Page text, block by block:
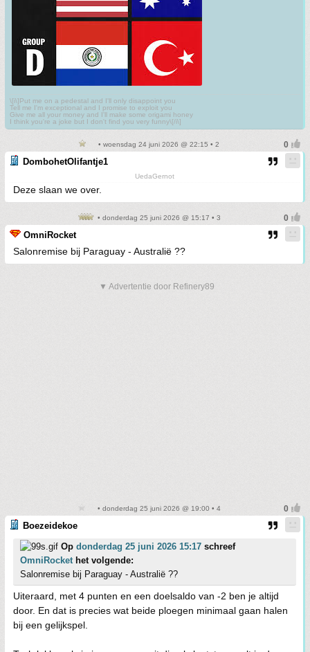
\[i\]Put me on a pedestal and I'll only disappoint you
Tell me I'm exceptional and I promise to exploit you
Give me all your money and I'll make some origami honey
I think you're a joke but I don't find you very funny\[/i\]
• woensdag 24 juni 2026 @ 22:15 • 2
DombohetOlifantje1
UedaGernot
Deze slaan we over.
• donderdag 25 juni 2026 @ 15:17 • 3
OmniRocket
Salonremise bij Paraguay - Australië ??
▼ Advertentie door Refinery89
• donderdag 25 juni 2026 @ 19:00 • 4
Boezeidekoe
Op donderdag 25 juni 2026 15:17 schreef
OmniRockethet volgende:
Salonremise bij Paraguay - Australië ??
Uiteraard, met 4 punten en een doelsaldo van -2 ben je altijd
door. En dat is precies wat beide ploegen minimaal gaan halen
bij een gelijkspel.